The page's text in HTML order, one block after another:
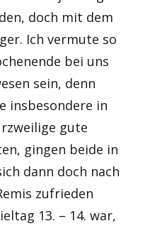
doch mit dem
Ich vermute so
bei uns
sein, denn
insbesondere in
gute
gingen beide in
dann doch nach
zufrieden
13. – 14. war,